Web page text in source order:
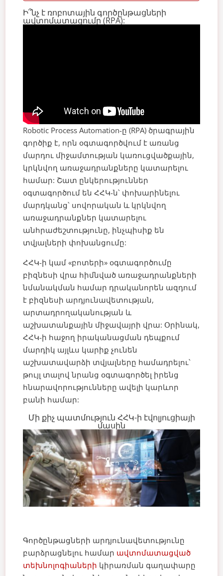
Ի՞նչ է ռոբոտային գործընթացների
ավտոմատացումը (RPA):
Robotic Process Automation-ը (RPA) ծրագրային
գործիք է, որն օգտագործվում է առանց
մարդու միջամտության կառուցվածքային,
կրկնվող առաջադրանքները կատարելու
համար: Շատ ընկերություններ
օգտագործում են ՀՀԿ-ն՝ փոխարինելու
մարդկանց՝ սովորական և կրկնվող
առաջադրանքներ կատարելու
անհրաժեշտությունը, ինչպիսիք են
տվյալների փոխանցումը:
ՀՀԿ-ի կամ «բոտերի» օգտագործումը
բիզնեսի վրա հիմնված առաջադրանքների
նմանակման համար դրականորեն ազդում
է բիզնեսի արդյունավետության,
արտադրողականության և
աշխատանքային միջավայրի վրա: Օրինակ,
ՀՀԿ-ի հաջող իրականացման դեպքում
մարդիկ այլևս կարիք չունեն
աշխատավարձի տվյալները համադրելու՝
թույլ տալով նրանց օգտագործել իրենց
հնարավորությունները ավելի կարևոր
բանի համար:
Մի քիչ պատմություն ՀՀԿ-ի էվոլյուցիայի
մասին
Գործընթացների արդյունավետությունը
բարձրացնելու համար ավտոմատացված
տեխնոլոգիաների կիրառման գաղափարը